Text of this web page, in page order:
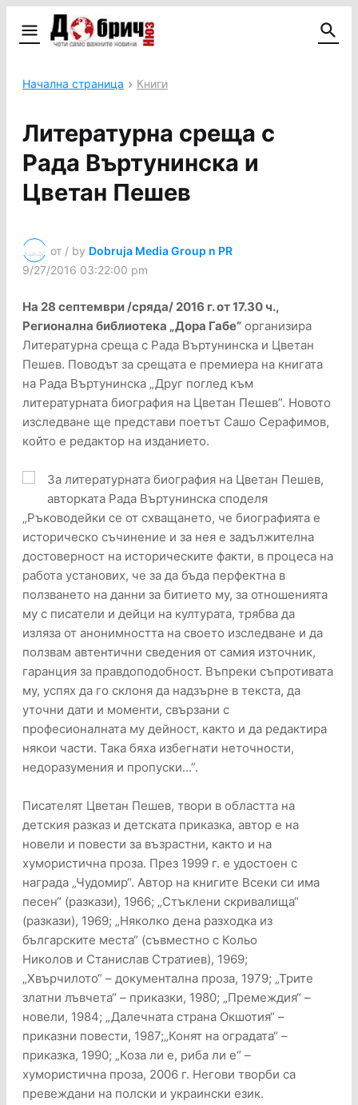
Начална страница Книги
Литературна среща с
Рада Въртунинска и
Цветан Пешев
от / by Dobruja Media Group n PR
9/27/2016 03:22:00 pm
На 28 септември /сряда/ 2016 г. от 17.30 ч.,
Регионална библиотека „Дора Габе” организира
Литературна среща с Рада Въртунинска и Цветан
Пешев. Поводът за срещата е премиера на книгата
на Рада Въртунинска „Друг поглед към
литературната биография на Цветан Пешев”. Новото
изследване ще представи поетът Сашо Серафимов,
който е редактор на изданието.
За литературната биография на Цветан Пешев,
авторката Рада Въртунинска споделя
„Ръководейки се от схващането, че биографията е
историческо съчинение и за нея е задължителна
достоверност на историческите факти, в процеса на
работа установих, че за да бъда перфектна в
ползването на данни за битието му, за отношенията
му с писатели и дейци на културата, трябва да
изляза от анонимността на своето изследване и да
ползвам автентични сведения от самия източник,
гаранция за правдоподобност. Въпреки съпротивата
му, успях да го склоня да надзърне в текста, да
уточни дати и моменти, свързани с
професионалната му дейност, както и да редактира
някои части. Така бяха избегнати неточности,
недоразумения и пропуски…”.
Писателят Цветан Пешев, твори в областта на
детския разказ и детската приказка, автор е на
новели и повести за възрастни, както и на
хумористична проза. През 1999 г. е удостоен с
награда „Чудомир“. Автор на книгите Всеки си има
песен“ (разкази), 1966; „Стъклени скривалища“
(разкази), 1969; „Няколко дена разходка из
българските места“ (съвместно с Кольо
Николов и Станислав Стратиев), 1969;
„Хвърчилото“ – документална проза, 1979; „Трите
златни лъвчета“ – приказки, 1980; „Премеждия“ –
новели, 1984; „Далечната страна Окшотия“ –
приказни повести, 1987;„Конят на оградата“ –
приказка, 1990; „Коза ли е, риба ли е“ –
хумористична проза, 2006 г. Негови творби са
превеждани на полски и украински език.